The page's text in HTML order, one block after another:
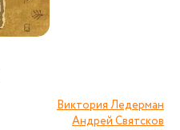
Виктория Ледерман
Андрей Святсков